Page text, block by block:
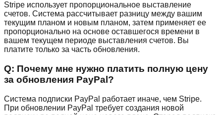
Stripe использует пропорциональное выставление
счетов. Система рассчитывает разницу между вашим
текущим планом и новым планом, затем применяет ее
пропорционально на основе оставшегося времени в
вашем текущем периоде выставления счетов. Вы
платите только за часть обновления.
Q: Почему мне нужно платить полную цену
за обновления PayPal?
Система подписки PayPal работает иначе, чем Stripe.
При обновлении PayPal требует создания новой